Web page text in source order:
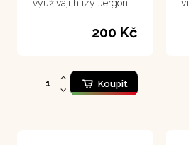
využívají hlízy Jergon
případě hmyzího,
pavoučího nebo hadího
200 Kč
Koupit